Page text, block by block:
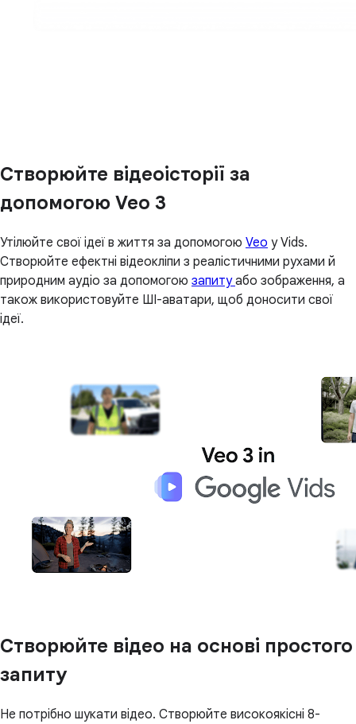
Створюйте відеоісторії за
допомогою Veo 3
Утілюйте свої ідеї в життя за допомогою Veo у Vids.
Створюйте ефектні відеокліпи з реалістичними рухами й
природним аудіо за допомогою запитуабо зображення, а
також використовуйте ШІ-аватари, щоб доносити свої
ідеї.
Створюйте відео на основі простого
запиту
Не потрібно шукати відео. Створюйте високоякісні 8-